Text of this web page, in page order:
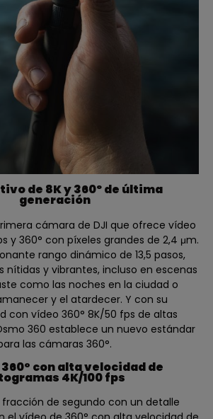
de 8K y 360º de última
generación
cámara de DJI que ofrece vídeo
y 360° con píxeles grandes de 2,4 μm.
rango dinámico de 13,5 pasos,
nítidas y vibrantes, incluso en escenas
como las noches en la ciudad o
y el atardecer. Y con su
con vídeo 360° 8K/50 fps de altas
360 establece un nuevo estándar
las cámaras 360°.
con alta velocidad de
4K/100 fps
de segundo con un detalle